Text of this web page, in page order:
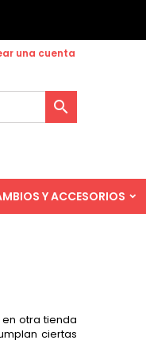
una cuenta

Y ACCESORIOS
otra tienda
ciertas